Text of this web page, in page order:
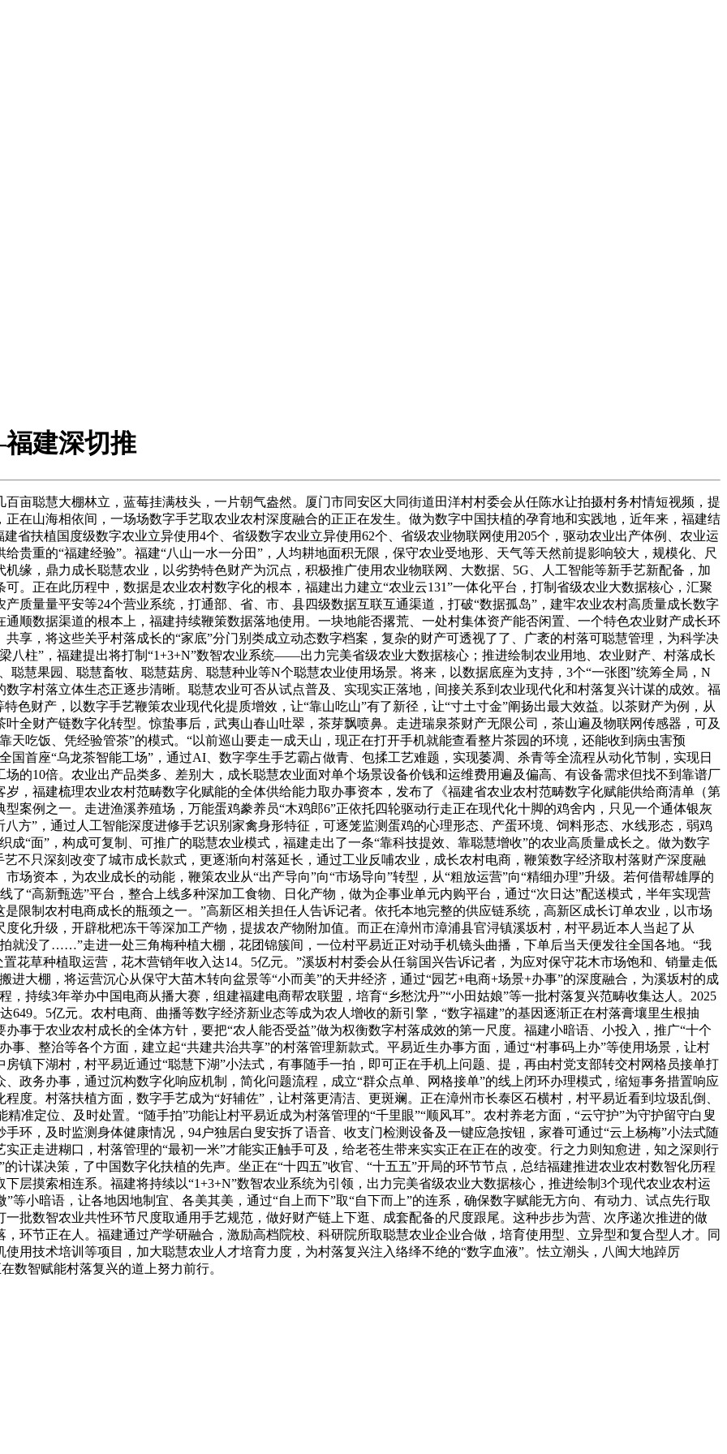
建深切推
聪慧大棚林立，蓝莓挂满枝头，一片朝气盎然。厦门市同安区大同街道田洋村村委会从任陈水让拍摄村务村情短视频，提
在山海相依间，一场场数字手艺取农业农村深度融合的正正在发生。做为数字中国扶植的孕育地和实践地，近年来，福建结
省扶植国度级数字农业立异使用4个、省级数字农业立异使用62个、省级农业物联网使用205个，驱动农业出产体例、农业运
贵重的“福建经验”。福建“八山一水一分田”，人均耕地面积无限，保守农业受地形、天气等天然前提影响较大，规模化、尺
缘，鼎力成长聪慧农业，以劣势特色财产为沉点，积极推广使用农业物联网、大数据、5G、人工智能等新手艺新配备，加
。正在此历程中，数据是农业农村数字化的根本，福建出力建立“农业云131”一体化平台，打制省级农业大数据核心，汇聚
质量量平安等24个营业系统，打通部、省、市、县四级数据互联互通渠道，打破“数据孤岛”，建牢农业农村高质量成长数字
顺数据渠道的根本上，福建持续鞭策数据落地使用。一块地能否撂荒、一处村集体资产能否闲置、一个特色农业财产成长环
享，将这些关乎村落成长的“家底”分门别类成立动态数字档案，复杂的财产可透视了了、广袤的村落可聪慧管理，为科学决
八柱”，福建提出将打制“1+3+N”数智农业系统——出力完美省级农业大数据核心；推进绘制农业用地、农业财产、村落成长
聪慧果园、聪慧畜牧、聪慧菇房、聪慧种业等N个聪慧农业使用场景。将来，以数据底座为支持，3个“一张图”统筹全局，N
字村落立体生态正逐步清晰。聪慧农业可否从试点普及、实现实正落地，间接关系到农业现代化和村落复兴计谋的成效。福
色财产，以数字手艺鞭策农业现代化提质增效，让“靠山吃山”有了新径，让“寸土寸金”阐扬出最大效益。以茶财产为例，从
全财产链数字化转型。惊蛰事后，武夷山春山吐翠，茶芽飘喷鼻。走进瑞泉茶财产无限公司，茶山遍及物联网传感器，可及
天吃饭、凭经验管茶”的模式。“以前巡山要走一成天山，现正在打开手机就能查看整片茶园的环境，还能收到病虫害预
国首座“乌龙茶智能工场”，通过AI、数字孪生手艺霸占做青、包揉工艺难题，实现萎凋、杀青等全流程从动化节制，实现日
的10倍。农业出产品类多、差别大，成长聪慧农业面对单个场景设备价钱和运维费用遍及偏高、有设备需求但找不到靠谱厂
，福建梳理农业农村范畴数字化赋能的全体供给能力取办事资本，发布了《福建省农业农村范畴数字化赋能供给商清单（第
案例之一。走进渔溪养殖场，万能蛋鸡豢养员“木鸡郎6”正依托四轮驱动行走正在现代化十脚的鸡舍内，只见一个通体银灰
方”，通过人工智能深度进修手艺识别家禽身形特征，可逐笼监测蛋鸡的心理形态、产蛋环境、饲料形态、水线形态，弱鸡
成“面”，构成可复制、可推广的聪慧农业模式，福建走出了一条“靠科技提效、靠聪慧增收”的农业高质量成长之。做为数字
不只深刻改变了城市成长款式，更逐渐向村落延长，通过工业反哺农业，成长农村电商，鞭策数字经济取村落财产深度融
场资本，为农业成长的动能，鞭策农业从“出产导向”向“市场导向”转型，从“粗放运营”向“精细办理”升级。若何借帮雄厚的
了“高新甄选”平台，整合上线多种深加工食物、日化产物，做为企事业单元内购平台，通过“次日达”配送模式，半年实现营
限制农村电商成长的瓶颈之一。”高新区相关担任人告诉记者。依托本地完整的供应链系统，高新区成长订单农业，以市场
化升级，开辟枇杷冻干等深加工产物，提拔农产物附加值。而正在漳州市漳浦县官浔镇溪坂村，村平易近本人当起了从
就没了……”走进一处三角梅种植大棚，花团锦簇间，一位村平易近正对动手机镜头曲播，下单后当天便发往全国各地。“我
花草种植取运营，花木营销年收入达14。5亿元。”溪坂村村委会从任翁国兴告诉记者，为应对保守花木市场饱和、销量走低
进大棚，将运营沉心从保守大苗木转向盆景等“小而美”的天井经济，通过“园艺+电商+场景+办事”的深度融合，为溪坂村的成
持续3年举办中国电商从播大赛，组建福建电商帮农联盟，培育“乡愁沈丹”“小田姑娘”等一批村落复兴范畴收集达人。2025
649。5亿元。农村电商、曲播等数字经济新业态等成为农人增收的新引擎，“数字福建”的基因逐渐正在村落膏壤里生根抽
事于农业农村成长的全体方针，要把“农人能否受益”做为权衡数字村落成效的第一尺度。福建小暗语、小投入，推广“十个
、整治等各个方面，建立起“共建共治共享”的村落管理新款式。平易近生办事方面，通过“村事码上办”等使用场景，让村
镇下湖村，村平易近通过“聪慧下湖”小法式，有事随手一拍，即可正在手机上问题、提，再由村党支部转交村网格员接单打
政务办事，通过沉构数字化响应机制，简化问题流程，成立“群众点单、网格接单”的线上闭环办理模式，缩短事务措置响应
度。村落扶植方面，数字手艺成为“好辅佐”，让村落更清洁、更斑斓。正在漳州市长泰区石横村，村平易近看到垃圾乱倒、
准定位、及时处置。“随手拍”功能让村平易近成为村落管理的“千里眼”“顺风耳”。农村养老方面，“云守护”为守护留守白叟
环，及时监测身体健康情况，94户独居白叟安拆了语音、收支门检测设备及一键应急按钮，家眷可通过“云上杨梅”小法式随
正走进糊口，村落管理的“最初一米”才能实正触手可及，给老苍生带来实实正在正在的改变。行之力则知愈进，知之深则行
计谋决策，了中国数字化扶植的先声。坐正在“十四五”收官、“十五五”开局的环节节点，总结福建推进农业农村数智化历程
层摸索相连系。福建将持续以“1+3+N”数智农业系统为引领，出力完美省级农业大数据核心，推进绘制3个现代农业农村运
等小暗语，让各地因地制宜、各美其美，通过“自上而下”取“自下而上”的连系，确保数字赋能无方向、有动力、试点先行取
批数智农业共性环节尺度取通用手艺规范，做好财产链上下逛、成套配备的尺度跟尾。这种步步为营、次序递次推进的做
环节正在人。福建通过产学研融合，激励高档院校、科研院所取聪慧农业企业合做，培育使用型、立异型和复合型人才。同
用技术培训等项目，加大聪慧农业人才培育力度，为村落复兴注入络绎不绝的“数字血液”。怯立潮头，八闽大地踔厉
数智赋能村落复兴的道上努力前行。